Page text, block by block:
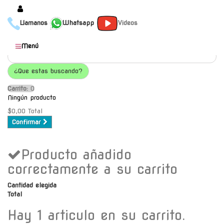
Llamanos Whatsapp Videos
Productos
Populares
Categorías
Marcas
Mayoristas
Contacto
Envío gratis a C.A.B.A. a
partir de $30000
Menú
¿Que estas buscando?
Carrito: O
Ningún producto
$0,00 Total
Confirmar
Producto añadido
correctamente a su carrito
Cantidad elegida
Total
Hay 1 articulo en su carrito.